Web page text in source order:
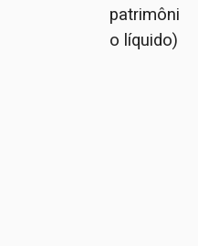
patrimôni
o líquido)